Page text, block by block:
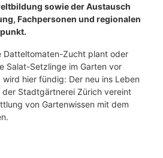
sowie der Austausch
Fachpersonen und regionalen
Datteltomaten-Zucht plant oder
Salat-Setzlinge im Garten vor
hier fündig: Der neu ins Leben
Stadtgärtnerei Zürich vereint
von Gartenwissen mit dem